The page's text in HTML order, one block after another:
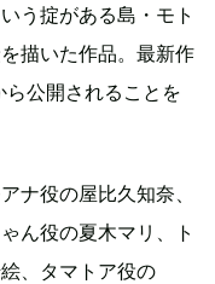
う掟がある島・モト
描いた作品。最新作
ら公開されることを
ナ役の屋比久知奈、
ん役の夏木マリ、ト
、タマトア役の